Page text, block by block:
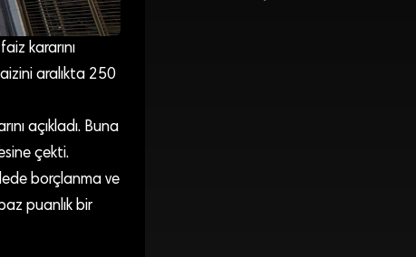
kararını
aralıkta 250
açıkladı. Buna
çekti.
borçlanma ve
puanlık bir